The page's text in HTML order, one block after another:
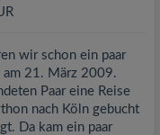
wir schon ein paar
am 21. März 2009.
Paar eine Reise
nach Köln gebucht
Da kam ein paar